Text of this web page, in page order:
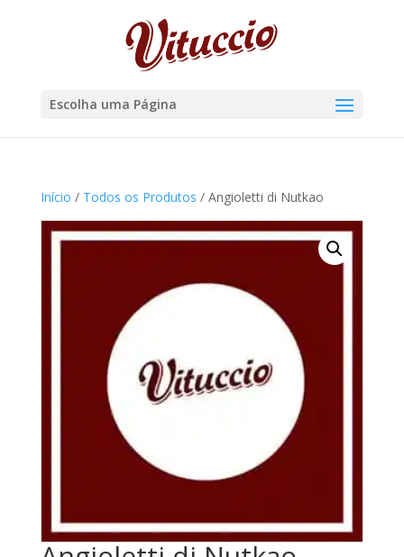
Escolha uma Página
Início / Todos os Produtos / Angioletti di Nutkao